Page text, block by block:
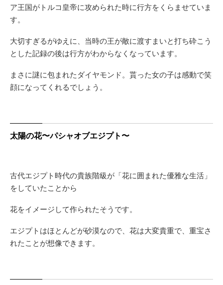
ア王国がトルコ皇帝に攻められた時に行方をくらませていま
す。
大切すぎるがゆえに、当時の王が敵に渡すまいと打ち砕こう
とした記録の後は行方がわからなくなっています。
まさに謎に包まれたダイヤモンド。貰った女の子は感動で笑
顔になってくれるでしょう。
太陽の花〜パシャオブエジプト〜
古代エジプト時代の貴族階級が「花に囲まれた優雅な生活」
をしていたことから
花をイメージして作られたそうです。
エジプトはほとんどが砂漠なので、花は大変貴重で、重宝さ
れたことが想像できます。